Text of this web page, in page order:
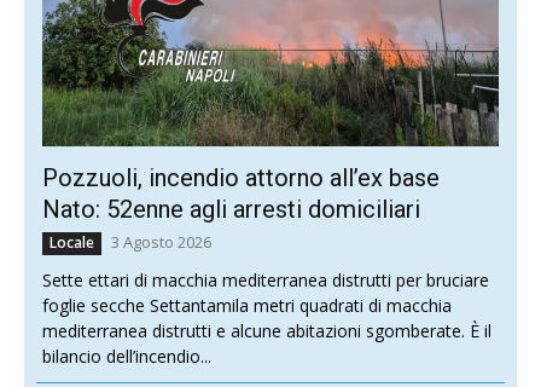
Pozzuoli, incendio attorno all’ex base
Nato: 52enne agli arresti domiciliari
Locale 3 Agosto 2026
Sette ettari di macchia mediterranea distrutti per bruciare
foglie secche Settantamila metri quadrati di macchia
mediterranea distrutti e alcune abitazioni sgomberate. È il
bilancio dell’incendio...